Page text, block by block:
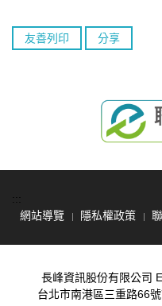
友善列印 分享
:::
網站導覽
隱私權政策
長峰資訊股份有限公司
台北市南港區三重路66